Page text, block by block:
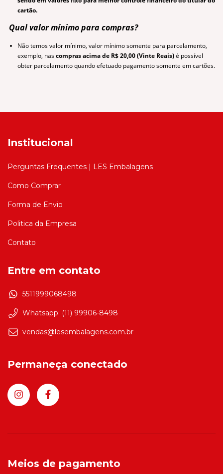
cartão.
Qual valor mínimo para compras?
Não temos valor mínimo, valor mínimo somente para parcelamento,
exemplo, nascompras acima de R$ 20,00 (Vinte Reais)é possível
obter parcelamento quando efetuado pagamento somente em cartões.
Institucional
Perguntas Frequentes | LES Embalagens
Como Comprar
Forma de Envio
Politica da Empresa
Contato
Entre em contato
5511999068498
Whatsapp: (11) 99906-8498
vendas@lesembalagens.com.br
Permaneça conectado
Meios de pagamento